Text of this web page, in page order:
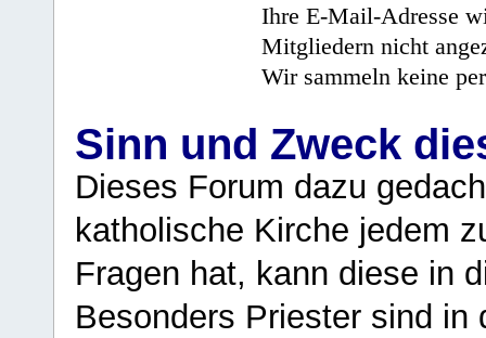
Ihre E-Mail-Adresse
Mitgliedern nicht
Wir sammeln keine
Sinn und Zweck
Dieses Forum dazu
katholische Kirche jedem
Fragen hat, kann diese in
Besonders Priester sind in